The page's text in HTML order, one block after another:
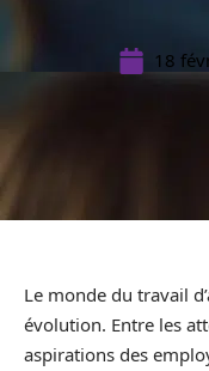
18
Le monde du travail
évolution. Entre les
aspirations des